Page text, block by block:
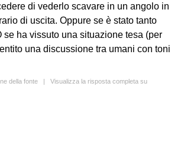
di vederlo scavare in un angolo in
di uscita. Oppure se è stato tanto
se ha vissuto una situazione tesa (per
una discussione tra umani con toni
della fonte | Visualizza la risposta completa su